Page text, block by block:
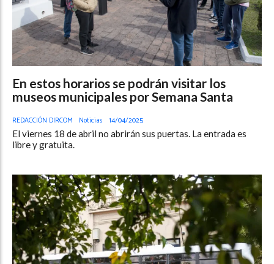
En estos horarios se podrán visitar los
museos municipales por Semana Santa
REDACCIÓN DIRCOM Noticias 14/04/2025
El viernes 18 de abril no abrirán sus puertas. La entrada es
libre y gratuita.